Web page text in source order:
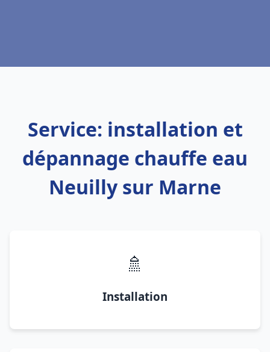
Service: installation et
dépannage chauffe eau
Neuilly sur Marne
🚿
Installation